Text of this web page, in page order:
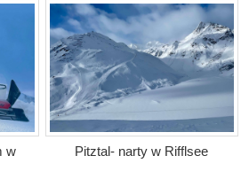
w
Pitztal- narty w Rifflsee